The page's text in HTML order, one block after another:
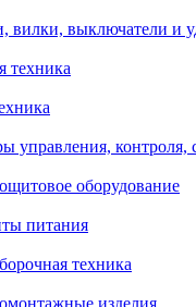
вилки, выключатели и
техника
управления, контроля,
оборудование
питания
техника
изделия